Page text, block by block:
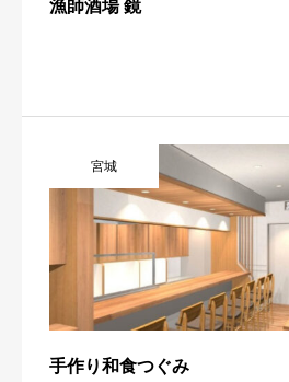
漁師酒場 鏡
宮城
手作り和食つぐみ